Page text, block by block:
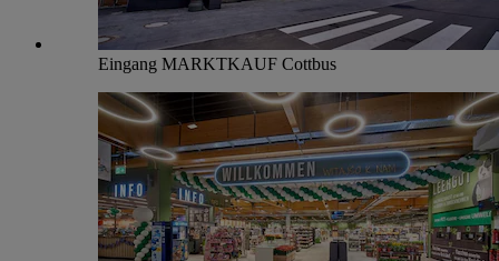
Eingang MARKTKAUF Cottbus